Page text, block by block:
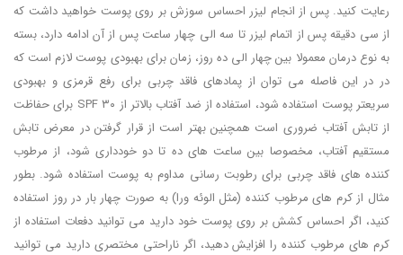
رعایت کنید. پس از انجام لیزر احساس سوزش بر روی پوست خواهید داشت که
از سی دقیقه پس از اتمام لیزر تا سه الی چهار ساعت پس از آن ادامه دارد، بسته
به نوع درمان معمولا بین چهار الی ده روز، زمان برای بهبودی پوست لازم است که
در در این فاصله می توان از پمادهای فاقد چربی برای رفع قرمزی و بهبودی
سریعتر پوست استفاده شود، استفاده از ضد آفتاب بالاتر از SPF ۳۰ برای حفاظت
از تابش آفتاب ضروری است همچنین بهتر است از قرار گرفتن در معرض تابش
مستقیم آفتاب، مخصوصا بین ساعت های ده تا دو خودداری شود، از مرطوب
کننده های فاقد چربی برای رطوبت رسانی مداوم به پوست استفاده شود. بطور
مثال از کرم های مرطوب کننده (مثل الوئه ورا) به صورت چهار بار در روز استفاده
کنید، اگر احساس کشش بر روی پوست خود دارید می توانید دفعات استفاده از
کرم های مرطوب کننده را افزایش دهید، اگر ناراحتی مختصری دارید می توانید